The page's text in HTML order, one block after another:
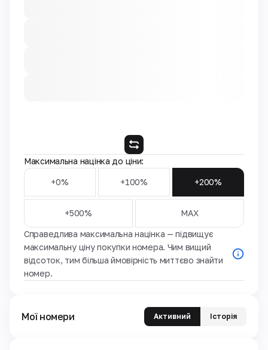
Максимальна націнка до ціни:
+0% +100% +200%
+500% MAX
Справедлива максимальна націнка — підвищує
максимальну ціну покупки номера. Чим вищий
відсоток, тим більша ймовірність миттєво знайти
номер.
Мої номери Активний Історія